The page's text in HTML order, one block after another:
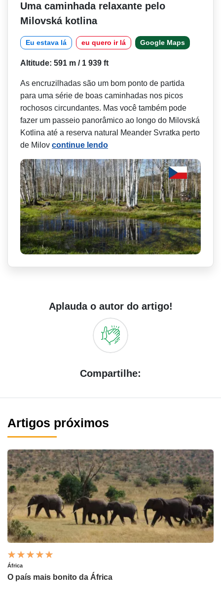
Uma caminhada relaxante pelo
Milovská kotlina
Eu estava lá eu quero ir lá Google Maps
Altitude: 591 m / 1 939 ft
As encruzilhadas são um bom ponto de partida
para uma série de boas caminhadas nos picos
rochosos circundantes. Mas você também pode
fazer um passeio panorâmico ao longo do Milovská
Kotlina até a reserva natural Meander Svratka perto
de Milov continue lendo
Aplauda o autor do artigo!
Compartilhe:
Artigos próximos
África
O país mais bonito da África